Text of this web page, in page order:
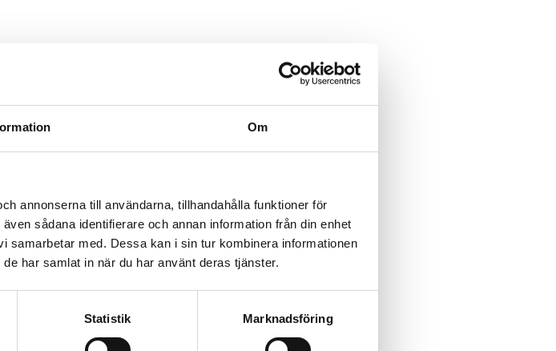
Om
annonserna till användarna, tillhandahålla funktioner för
sådana identifierare och annan information från din enhet
samarbetar med. Dessa kan i sin tur kombinera informationen
har samlat in när du har använt deras tjänster.
Statistik Marknadsföring